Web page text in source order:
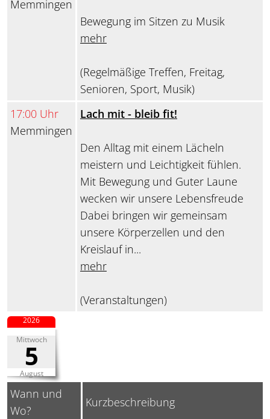
Memmingen
Bewegung im Sitzen zu Musik
mehr
(Regelmäßige Treffen, Freitag,
Senioren, Sport, Musik)
17:00 Uhr
Memmingen
Lach mit - bleib fit!
Den Alltag mit einem Lächeln
meistern und Leichtigkeit fühlen.
Mit Bewegung und Guter Laune
wecken wir unsere Lebensfreude
Dabei bringen wir gemeinsam
unsere Körperzellen und den
Kreislauf in...
mehr
(Veranstaltungen)
Mittwoch
5
August
2026
Wann und
Wo?
Kurzbeschreibung